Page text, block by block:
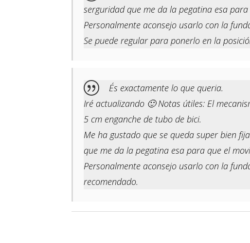
serguridad que me da la pegatina esa
Personalmente aconsejo usarlo con la
Se puede regular para ponerlo en la
És exactamente lo que queria.
Iré actualizando 🙂 Notas útiles: El
5 cm enganche de tubo de bici.
Me ha gustado que se queda super bien
que me da la pegatina esa para que el
Personalmente aconsejo usarlo con la
recomendado.